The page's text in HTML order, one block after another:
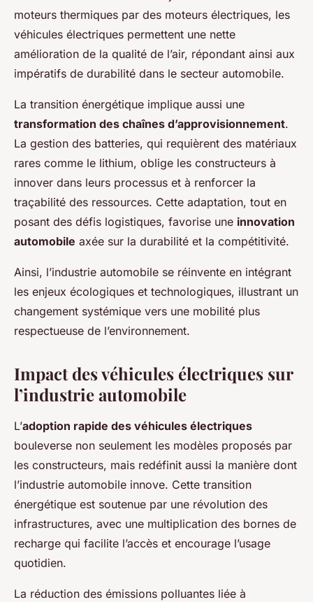
moteurs thermiques par des moteurs électriques, les
véhicules électriques permettent une nette
amélioration de la qualité de l’air, répondant ainsi aux
impératifs de durabilité dans le secteur automobile.
La transition énergétique implique aussi une
transformation des chaînes d’approvisionnement.
La gestion des batteries, qui requièrent des matériaux
rares comme le lithium, oblige les constructeurs à
innover dans leurs processus et à renforcer la
traçabilité des ressources. Cette adaptation, tout en
posant des défis logistiques, favorise une innovation
automobile axée sur la durabilité et la compétitivité.
Ainsi, l’industrie automobile se réinvente en intégrant
les enjeux écologiques et technologiques, illustrant un
changement systémique vers une mobilité plus
respectueuse de l’environnement.
Impact des véhicules électriques sur
l’industrie automobile
L’adoption rapide des véhicules électriques
bouleverse non seulement les modèles proposés par
les constructeurs, mais redéfinit aussi la manière dont
l’industrie automobile innove. Cette transition
énergétique est soutenue par une révolution des
infrastructures, avec une multiplication des bornes de
recharge qui facilite l’accès et encourage l’usage
quotidien.
La réduction des émissions polluantes liée à